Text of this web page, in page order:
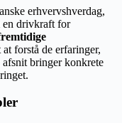
erhvervshverdag,
en drivkraft for
forstå de erfaringer,
bringer konkrete